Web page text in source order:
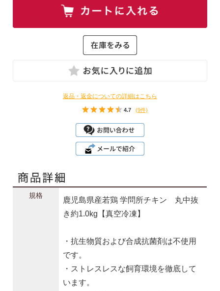
返品・返金についての詳細はこちら
4.7 (9件)
規格
鹿児島県産若鶏 学問所チキン 丸中抜
き約1.0kg【真空冷凍】
・抗生物質および合成抗菌剤は不使用
です。
・ストレスレスな飼育環境を徹底して
います。